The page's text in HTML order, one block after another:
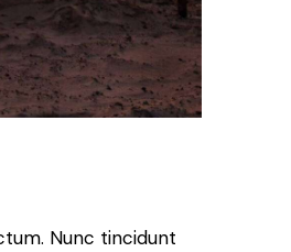
Nunc tincidunt